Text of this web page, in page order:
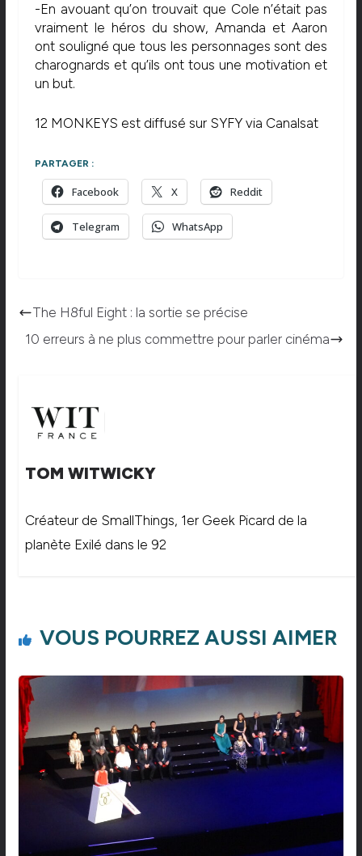
-En avouant qu’on trouvait que Cole n’était pas
vraiment le héros du show, Amanda et Aaron
ont souligné que tous les personnages sont des
charognards et qu’ils ont tous une motivation et
un but.
12 MONKEYS est diffusé sur SYFY via Canalsat
PARTAGER :
Facebook X Reddit
Telegram WhatsApp
The H8ful Eight : la sortie se précise
10 erreurs à ne plus commettre pour parler cinéma
TOM WITWICKY
Créateur de SmallThings, 1er Geek Picard de la
planète Exilé dans le 92
VOUS POURREZ AUSSI AIMER